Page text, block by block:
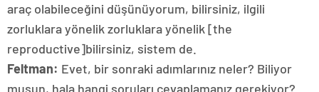
araç olabileceğini düşünüyorum, bilirsiniz, ilgili
zorluklara yönelik zorluklara yönelik [the
reproductive]bilirsiniz, sistem de.
Feltman: Evet, bir sonraki adımlarınız neler? Biliyor
musun, hala hangi soruları cevaplamanız gerekiyor?